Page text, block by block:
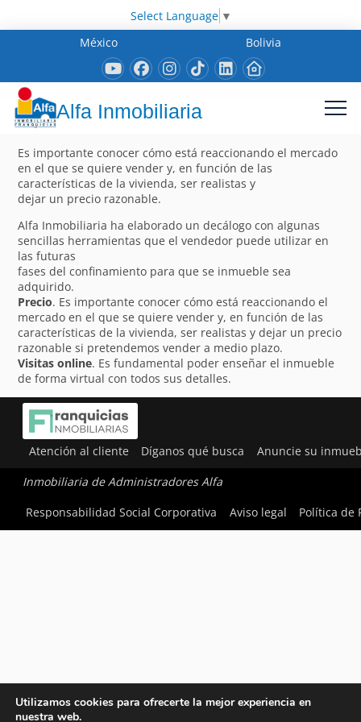
Select Language ▼
México
Bolivia
Alfa Inmobiliaria
Es importante conocer cómo está reaccionando el mercado
en el que se quiere vender y, en función de las
características de la vivienda, ser realistas y
dejar un precio razonable.
Alfa Inmobiliaria ha elaborado un decálogo con algunas
sencillas herramientas que el vendedor puede utilizar en
las futuras
fases del confinamiento para que se inmueble sea
adquirido.
Precio. Es importante conocer cómo está reaccionando el
mercado en el que se quiere vender y, en función de las
características de la vivienda, ser realistas y dejar un precio
razonable si pretendemos vender a medio plazo.
Visitas online. Es fundamental poder enseñar el inmueble
de forma virtual con todos sus detalles.
Atención al cliente Díganos qué busca Anuncie su
Inmobiliaria de Administradores Alfa
Responsabilidad Social Corporativa
Aviso legal Política de
Utilizamos cookies para ofrecerte la mejor experiencia en
nuestra web.